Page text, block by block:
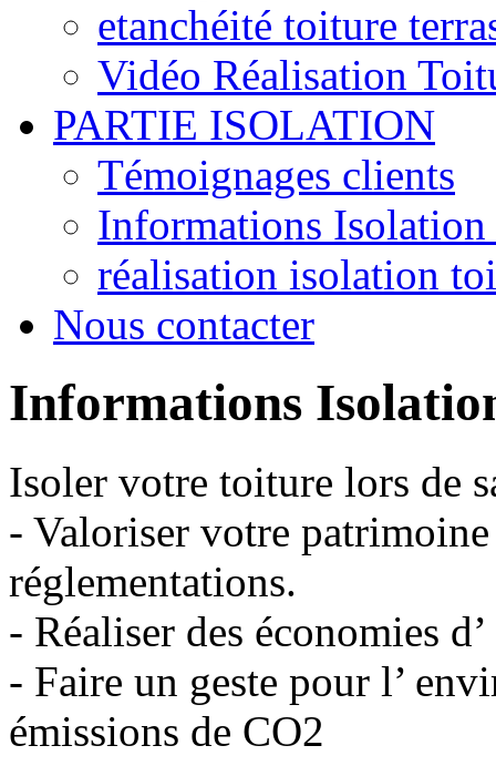
etanchéité toiture
Vidéo Réalisation
PARTIE ISOLATION
Témoignages clients
Informations
réalisation isolation
Nous contacter
Informations
Isoler votre toiture lors de
- Valoriser votre
réglementations.
- Réaliser des économies
- Faire un geste pour l’
émissions de CO2